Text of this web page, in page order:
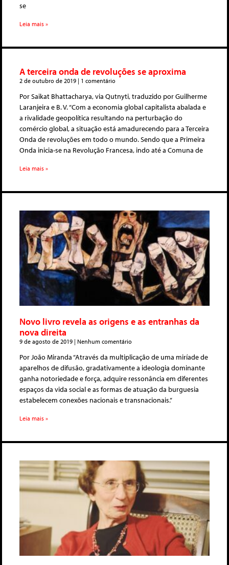
se
Leia mais »
A terceira onda de revoluções se aproxima
2 de outubro de 2019 1 comentário
Por Saikat Bhattacharya, via Qutnyti, traduzido por Guilherme
Laranjeira e B. V. “Com a economia global capitalista abalada e
a rivalidade geopolítica resultando na perturbação do
comércio global, a situação está amadurecendo para a Terceira
Onda de revoluções em todo o mundo. Sendo que a Primeira
Onda inicia-se na Revolução Francesa, indo até a Comuna de
Leia mais »
Novo livro revela as origens e as entranhas da
nova direita
9 de agosto de 2019 Nenhum comentário
Por João Miranda “Através da multiplicação de uma miríade de
aparelhos de difusão, gradativamente a ideologia dominante
ganha notoriedade e força, adquire ressonância em diferentes
espaços da vida social e as formas de atuação da burguesia
estabelecem conexões nacionais e transnacionais.”
Leia mais »